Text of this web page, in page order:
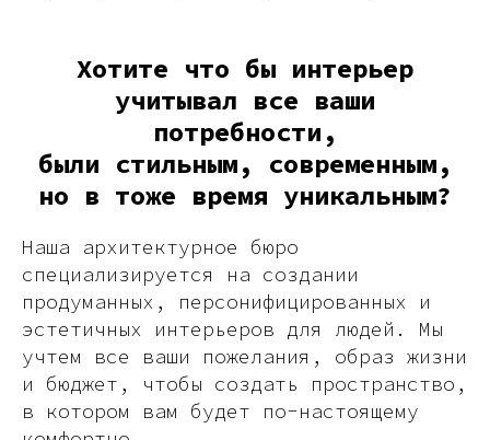
Хотите что бы интерьер
учитывал все ваши
потребности,
были стильным, современным,
но в тоже время уникальным?
Наша архитектурное бюро
специализируется на создании
продуманных, персонифицированных и
эстетичных интерьеров для людей. Мы
учтем все ваши пожелания, образ жизни
и бюджет, чтобы создать пространство,
в котором вам будет по-настоящему